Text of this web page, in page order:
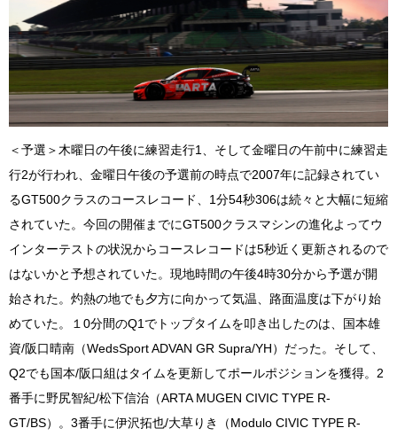
＜予選＞木曜日の午後に練習走行1、そして金曜日の午前中に練習走
行2が行われ、金曜日午後の予選前の時点で2007年に記録されてい
るGT500クラスのコースレコード、1分54秒306は続々と大幅に短縮
されていた。今回の開催までにGT500クラスマシンの進化よってウ
インターテストの状況からコースレコードは5秒近く更新されるので
はないかと予想されていた。現地時間の午後4時30分から予選が開
始された。灼熱の地でも夕方に向かって気温、路面温度は下がり始
めていた。１0分間のQ1でトップタイムを叩き出したのは、国本雄
資/阪口晴南（WedsSport ADVAN GR Supra/YH）だった。そして、
Q2でも国本/阪口組はタイムを更新してポールポジションを獲得。2
番手に野尻智紀/松下信治（ARTA MUGEN CIVIC TYPE R-
GT/BS）。3番手に伊沢拓也/大草りき（Modulo CIVIC TYPE R-